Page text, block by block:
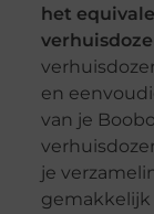
het
en
van je
je
gemakkelijk